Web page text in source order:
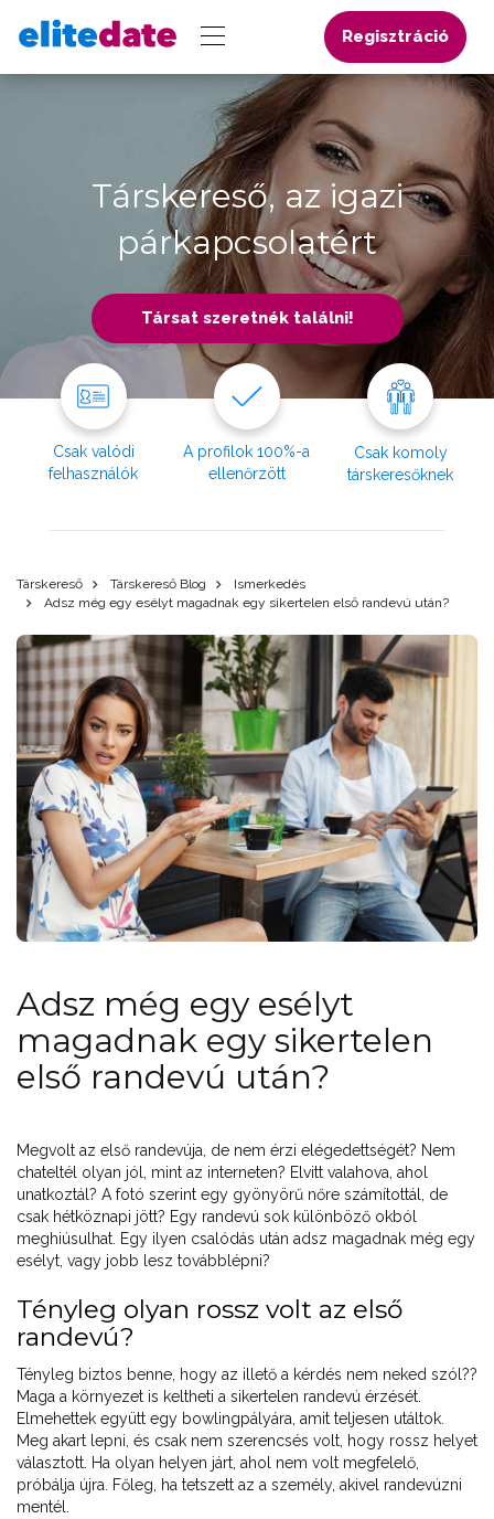
Regisztráció
Társkereső, az igazi
párkapcsolatért
Társat szeretnék találni!
Csak valódi
felhasználók
A profilok 100%-a
ellenőrzött
Csak komoly
társkeresőknek
Társkereső Társkereső Blog
Ismerkedés
Adsz még egy esélyt magadnak egy sikertelen első randevú után?
Adsz még egy esélyt
magadnak egy sikertelen
első randevú után?
Megvolt az első randevúja, de nem érzi elégedettségét? Nem
chateltél olyan jól, mint az interneten? Elvitt valahova, ahol
unatkoztál? A fotó szerint egy gyönyörű nőre számítottál, de
csak hétköznapi jött? Egy randevú sok különböző okból
meghiúsulhat. Egy ilyen csalódás után adsz magadnak még egy
esélyt, vagy jobb lesz továbblépni?
Tényleg olyan rossz volt az első
randevú?
Tényleg biztos benne, hogy az illető a kérdés nem neked szól??
Maga a környezet is keltheti a sikertelen randevú érzését.
Elmehettek együtt egy bowlingpályára, amit teljesen utáltok.
Meg akart lepni, és csak nem szerencsés volt, hogy rossz helyet
választott. Ha olyan helyen járt, ahol nem volt megfelelő,
próbálja újra. Főleg, ha tetszett az a személy, akivel randevúzni
mentél.